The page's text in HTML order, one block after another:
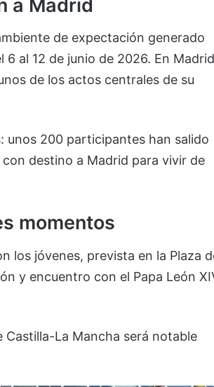
a Madrid
de expectación generado
al 12 de junio de 2026. En
de los actos centrales de su
unos 200 participantes han salido
destino a Madrid para vivir de
momentos
los jóvenes, prevista en la Plaza
y encuentro con el Papa León
La Mancha será notable